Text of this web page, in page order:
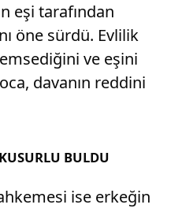
eşi tarafından
öne sürdü. Evlilik
ve eşini
davanın reddini
BULDU
ise erkeğin